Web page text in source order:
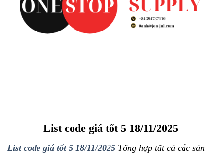
List code giá tốt 5 18/11/2025
List code giá tốt 5 18/11/2025 Tổng hợp tất cả các sản